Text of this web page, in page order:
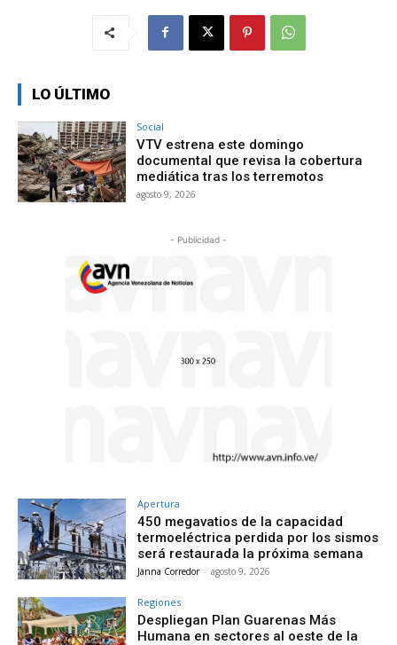
LO ÚLTIMO
Social
VTV estrena este domingo
documental que revisa la cobertura
mediática tras los terremotos
agosto 9, 2026
- Publicidad -
Apertura
450 megavatios de la capacidad
termoeléctrica perdida por los sismos
será restaurada la próxima semana
Janna Corredor - agosto 9, 2026
Regiones
Despliegan Plan Guarenas Más
Humana en sectores al oeste de la